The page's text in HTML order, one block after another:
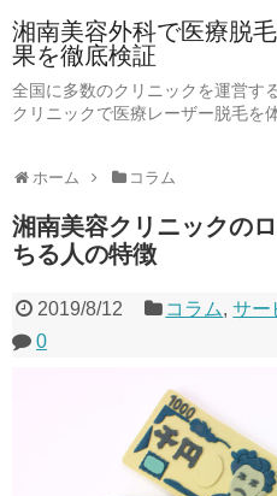
湘南美容外科で医療脱
果を徹底検証
全国に多数のクリニックを運営す
クリニックで医療レーザー脱毛を
ホーム コラム
湘南美容クリニックの
ちる人の特徴
2019/8/12 コラム,サー
0